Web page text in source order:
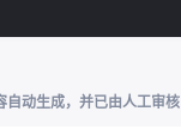
自动生成，并已由人工审核